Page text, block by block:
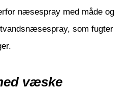
næsespray med måde og
som fugter
væske